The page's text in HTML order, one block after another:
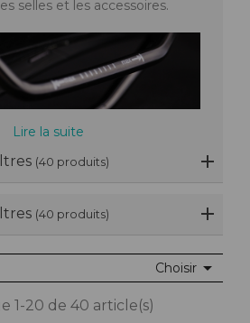
selles et les accessoires.
Lire la suite
(40 produits)
(40 produits)
Choisir 
1-20 de 40 article(s)